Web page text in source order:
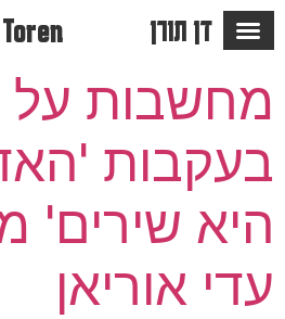
דן תורן
מחשבות על
בעקבות
היא שירים'
עדי אוריאן